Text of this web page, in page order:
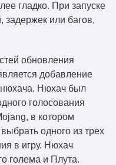
гладко. При запуске
или багов,
обновления
добавление
Нюхач был
голосования
в котором
одного из трех
в игру. Нюхач
голема и Плута.